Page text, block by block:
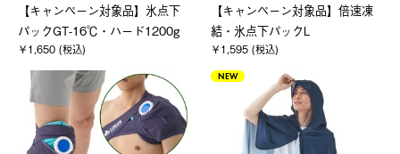
【キャンペーン対象品】氷点下
パックGT-16℃・ハード1200g
￥1,650 (税込)
【キャンペーン対象品】倍速凍
結・氷点下パックL
￥1,595 (税込)
NEW